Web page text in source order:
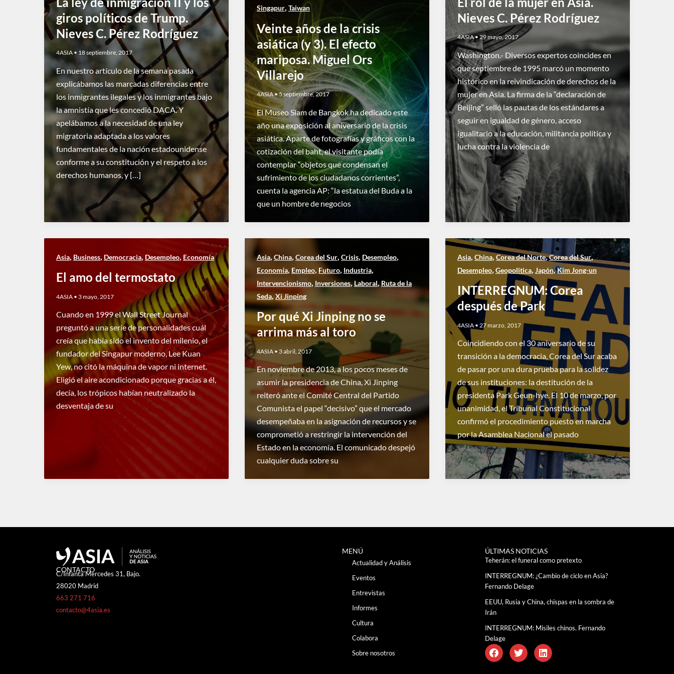
giros políticos de Trump.
Nieves C. Pérez Rodríguez
4ASIA • 18 septiembre, 2017
En nuestro artículo de la semana pasada
explicábamos las marcadas diferencias entre
los inmigrantes ilegales y los inmigrantes bajo
la amnistía que les concedió DACA. Y
apelábamos a la necesidad de una ley
migratoria adaptada a los valores
fundamentales de la nación estadounidense
conforme a su constitución y el respeto a los
derechos humanos, y […]
Singapur, Taiwan
Veinte años de la crisis
asiática (y 3). El efecto
mariposa. Miguel Ors
Villarejo
4ASIA•5 septiembre, 2017
El Museo Siam de Bangkok ha dedicado este
año una exposición al aniversario de la crisis
asiática. Aparte de fotografías y gráficos con la
cotización del baht, el visitante podía
contemplar “objetos que condensan el
sufrimiento de los ciudadanos corrientes”,
cuenta la agencia AP: “la estatua del Buda a la
que un hombre de negocios
Nieves C. Pérez Rodríguez
4ASIA•29 mayo, 2017
Washington.- Diversos expertos coincides en
que septiembre de 1995 marcó un momento
histórico en la reivindicación de derechos de la
mujer en Asia. La firma de la “declaración de
Beijing” selló las pautas de los estándares a
seguir en igualdad de género, acceso
igualitario a la educación, militancia política y
lucha contra la violencia de
Asia Business Democracia Desempleo Economía
El amo del termostato
4ASIA • 3 mayo, 2017
Cuando en 1999 el Wall Street Journal
preguntó a una serie de personalidades cuál
creía que había sido el invento del milenio, el
fundador del Singapur moderno, Lee Kuan
Yew, no citó la máquina de vapor ni internet.
Eligió el aire acondicionado porque gracias a él,
decía, los trópicos habían neutralizado la
desventaja de su
Asia, China, Corea del Sur, Crisis, Desempleo,
Economía, Empleo, Futuro, Industria,
Intervencionismo, Inversiones,Laboral,Ruta de la
Seda,Xi Jinping
Por qué Xi Jinping no se
arrima más al toro
4ASIA • 3 abril, 2017
En noviembre de 2013, a los pocos meses de
asumir la presidencia de China, Xi Jinping
reiteró ante el Comité Central del Partido
Comunista el papel “decisivo” que el mercado
desempeñaba en la asignación de recursos y se
comprometió a restringir la intervención del
Estado en la economía. El comunicado despejó
cualquier duda sobre su
Asia, China,Corea del Norte,Corea del Sur,
Desempleo, Geopolitica, Japón,Kim Jong-un
INTERREGNUM: Corea
después de Park
4ASIA • 27 marzo, 2017
Coincidiendo con el 30 aniversario de su
transición a la democracia, Corea del Sur acaba
de pasar por una dura prueba para la solidez
de sus instituciones: la destitución de la
presidenta Park Geun-hye. El 10 de marzo, por
unanimidad, el Tribunal Constitucional
confirmó el procedimiento puesto en marcha
por la Asamblea Nacional el pasado
CONTACTO
C/Infanta Mercedes 31, Bajo.
28020 Madrid
663 271 716
contacto@4asia.es
MENÚ
Actualidad y Análisis
Eventos
Entrevistas
Informes
Cultura
Colabora
Sobre nosotros
ÚLTIMAS NOTICIAS
Teherán: el funeral como pretexto
INTERREGNUM: ¿Cambio de ciclo en Asia?
Fernando Delage
EEUU, Rusia y China, chispas en la sombra de
Irán
INTERREGNUM: Misiles chinos. Fernando
Delage